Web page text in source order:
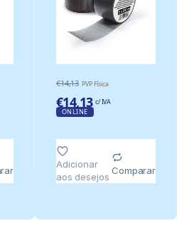
€14,13 PVP Física
€14,13 c/ IVA
ONLINE
Adicionar
aos desejos
Comparar